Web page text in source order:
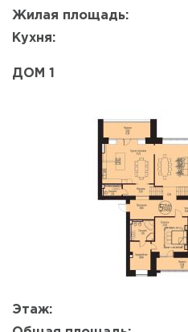
Жилая площадь:
Кухня:
ДОМ 1
Этаж:
Да, удалить